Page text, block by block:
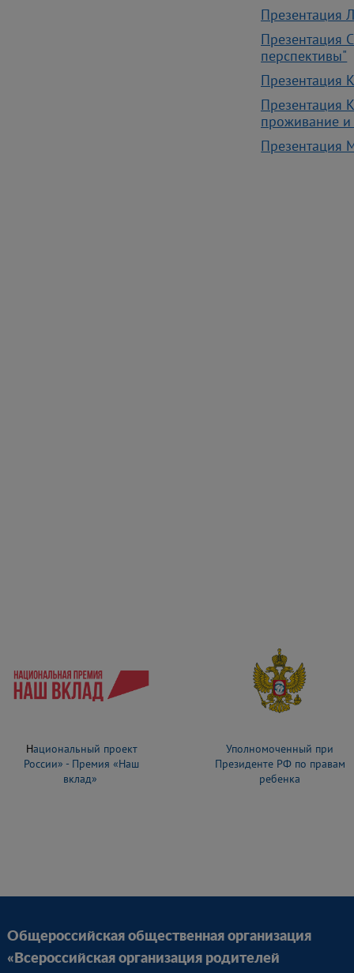
Презентация
Презентация
перспективы"
Презентация
Презентация
проживание
Презентация
Уполномоченный при
Президенте РФ по правам
ребенка
Национальный проект
России» - Премия «Наш
вклад»
Общероссийская общественная организация
«Всероссийская организация родителей